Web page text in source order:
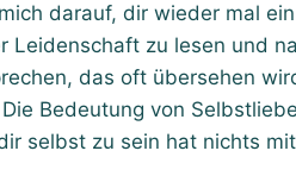
darauf, dir wieder mal
Leidenschaft zu lesen und
das oft übersehen
Bedeutung von
selbst zu sein hat nichts